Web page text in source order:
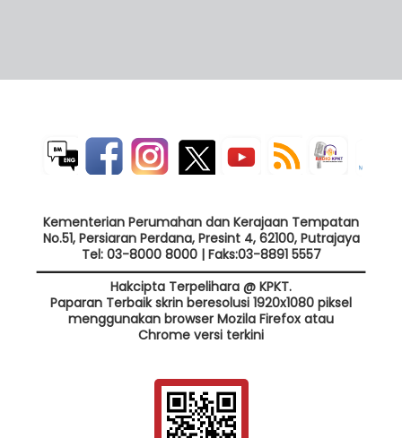
Kementerian Perumahan dan Kerajaan Tempatan
No.51, Persiaran Perdana, Presint 4, 62100, Putrajaya
Tel: 03-8000 8000 | Faks:03-8891 5557
Hakcipta Terpelihara @ KPKT.
Paparan Terbaik skrin beresolusi 1920x1080 piksel
menggunakan browser Mozila Firefox atau
Chrome versi terkini